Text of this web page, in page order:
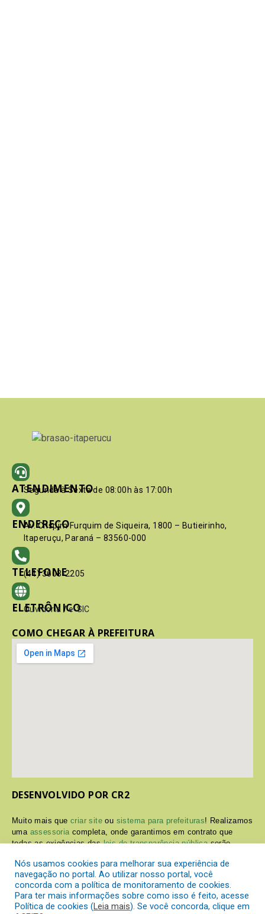
ATENDIMENTO
Segunda à Sexta de 08:00h às 17:00h
ENDEREÇO
Av. Crispim Furquim de Siqueira, 1800 – Butieirinho,
Itaperuçu, Paraná – 83560-000
TELEFONE
(41) 3603-2205
ELETRÔNICO
Ouvidoria / e-SIC
COMO CHEGAR À PREFEITURA
DESENVOLVIDO POR CR2
Muito mais quecriar site ou sistema para prefeituras! Realizamos
uma assessoria completa, onde garantimos em contrato que
todas as exigências dasleis de transparência públicaserão
Conheça oPNTPe oRadar da Transparência Pública
Nós usamos cookies para melhorar sua experiência de
navegação no portal. Ao utilizar nosso portal, você
concorda com a política de monitoramento de cookies.
Para ter mais informações sobre como isso é feito, acesse
Política de cookies (Leia mais). Se você concorda, clique em